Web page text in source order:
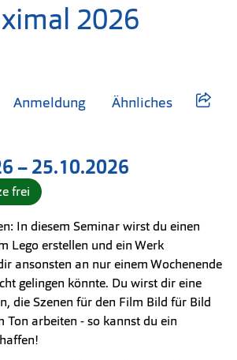
2026
Anmeldung Ähnliches
–bis
25.10.2026
frei
In diesem Seminar wirst du einen
Lego erstellen und ein Werk
ansonsten an nur einem Wochenende
gelingen könnte. Du wirst dir eine
die Szenen für den Film Bild für Bild
Ton arbeiten - so kannst du ein